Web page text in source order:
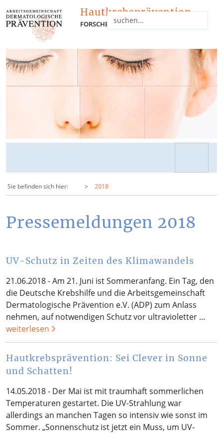
Hautkrebsprävention
FORSCHEN - INFORMIEREN - NETZWERKEN
Sie befinden sich hier: 2018
Pressemeldungen 2018
UV-Schutz in Zeiten des Klimawandels
21.06.2018 - Am 21. Juni ist Sommeranfang. Ein Tag, den
die Deutsche Krebshilfe und die Arbeitsgemeinschaft
Dermatologische Prävention e.V. (ADP) zum Anlass
nehmen, auf notwendigen Schutz vor ultravioletter …
weiterlesen
Hautkrebsprävention: Sei Clever in Sonne
und Schatten!
14.05.2018 - Der Mai ist mit traumhaft sommerlichen
Temperaturen gestartet. Die UV-Strahlung war
allerdings an manchen Tagen so intensiv wie sonst im
Sommer. „Sonnenschutz ist jetzt ein Muss, um UV-